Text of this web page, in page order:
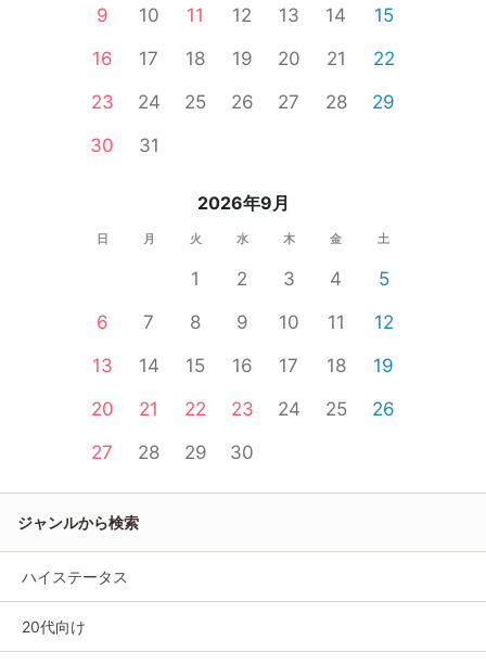
9
10 11 12 13 14
15
16
17 18 19 20 21
22
23
24 25 26 27 28
29
30
31
2026年9月
日 月 火 水 木 金 土
1 2 3 4
5
6
7 8 9 10 11
12
13
14 15 16 17 18
19
20
21 22 23 24 25
26
27
28 29 30
ジャンルから検索
ハイステータス
20代向け